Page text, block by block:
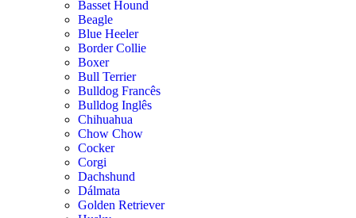
Basset Hound
Beagle
Blue Heeler
Border Collie
Boxer
Bull Terrier
Bulldog Francês
Bulldog Inglês
Chihuahua
Chow Chow
Cocker
Corgi
Dachshund
Dálmata
Golden Retriever